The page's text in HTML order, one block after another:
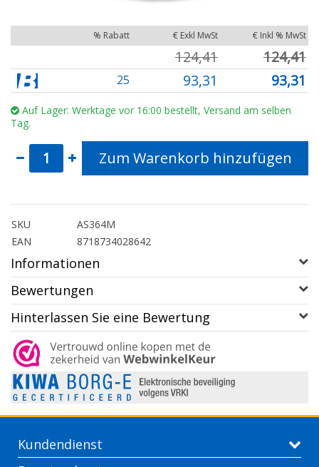
% Rabatt € Exkl MwSt € Inkl % MwSt
124,41 124,41
25 93,31 93,31
Auf Lager: Werktage vor 16:00 bestellt, Versand am selben
Tag.
Zum Warenkorb hinzufügen
SKU
AS364M
EAN
8718734028642
Informationen
Bewertungen
Hinterlassen Sie eine Bewertung
Kundendienst